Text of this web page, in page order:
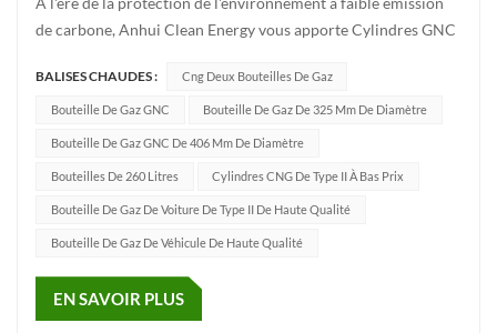
de carbone, Anhui Clean Energy vous apporte Cylindres GNC
Bouteille de gaz GNC suit strictement les normes
internationales de mise en œuvre ECER110 et ISO11439,
excellente qua...
BALISES CHAUDES : Cng Deux Bouteilles De Gaz
Bouteille De Gaz GNC Bouteille De Gaz De 325 Mm De Diamètre
Bouteille De Gaz GNC De 406 Mm De Diamètre
Bouteilles De 260 Litres Cylindres CNG De Type II À Bas Prix
Bouteille De Gaz De Voiture De Type II De Haute Qualité
Bouteille De Gaz De Véhicule De Haute Qualité
EN SAVOIR PLUS